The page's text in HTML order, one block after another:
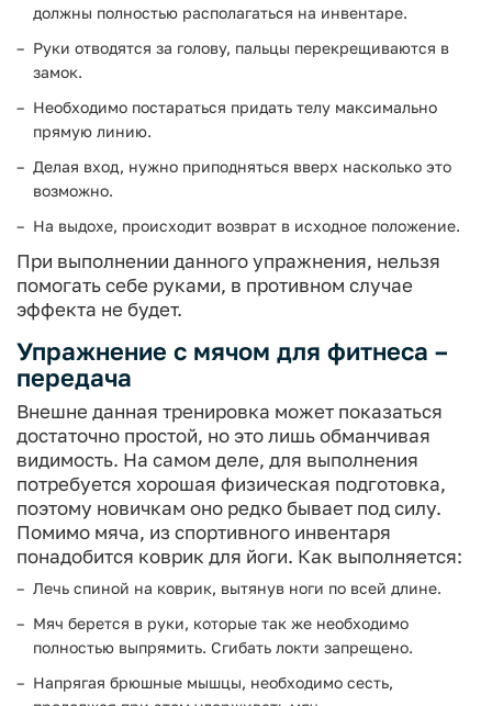
должны полностью располагаться на инвентаре.
Руки отводятся за голову, пальцы перекрещиваются в
замок.
Необходимо постараться придать телу максимально
прямую линию.
Делая вход, нужно приподняться вверх насколько это
возможно.
На выдохе, происходит возврат в исходное положение.
При выполнении данного упражнения, нельзя
помогать себе руками, в противном случае
эффекта не будет.
Упражнение с мячом для фитнеса –
передача
Внешне данная тренировка может показаться
достаточно простой, но это лишь обманчивая
видимость. На самом деле, для выполнения
потребуется хорошая физическая подготовка,
поэтому новичкам оно редко бывает под силу.
Помимо мяча, из спортивного инвентаря
понадобится коврик для йоги. Как выполняется:
Лечь спиной на коврик, вытянув ноги по всей длине.
Мяч берется в руки, которые так же необходимо
полностью выпрямить. Сгибать локти запрещено.
Напрягая брюшные мышцы, необходимо сесть,